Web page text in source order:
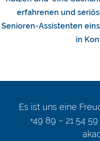
erfahrenen und
Senioren-Assistenten
in
Es ist uns eine
+49 89 – 21 54